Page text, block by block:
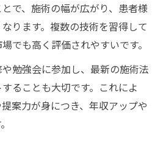
で、施術の幅が広がり、患者様
ります。複数の技術を習得して
でも高く評価されやすいです。
勉強会に参加し、最新の施術法
ることも大切です。これによ
案力が身につき、年収アップや